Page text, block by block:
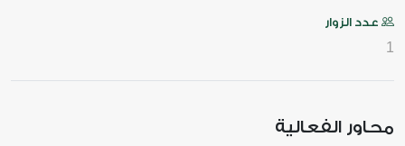
عدد الزوار
1
محاور الفعالية